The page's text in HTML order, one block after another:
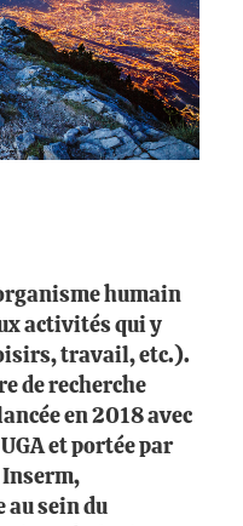
humain
activités qui y
travail, etc.).
de recherche
en 2018 avec
et portée par
Inserm,
au sein du